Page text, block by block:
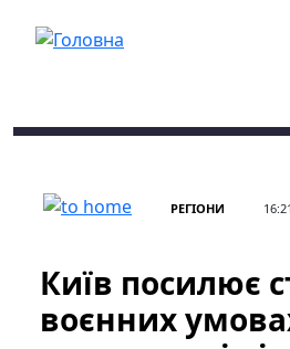
РЕГІОНИ
Київ посилює
воєнних